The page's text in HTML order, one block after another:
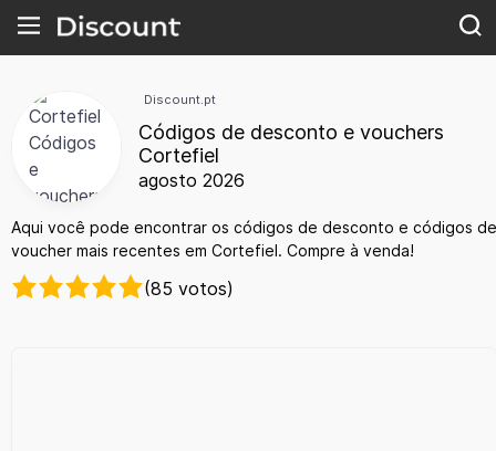
Discount.pt
Códigos de desconto e vouchers
Cortefiel
agosto 2026
Aqui você pode encontrar os códigos de desconto e códigos de
voucher mais recentes em Cortefiel. Compre à venda!
(85 votos)